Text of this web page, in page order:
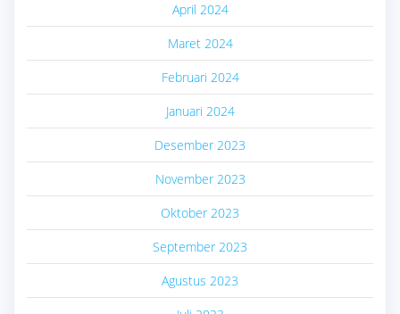
April 2024
Maret 2024
Februari 2024
Januari 2024
Desember 2023
November 2023
Oktober 2023
September 2023
Agustus 2023